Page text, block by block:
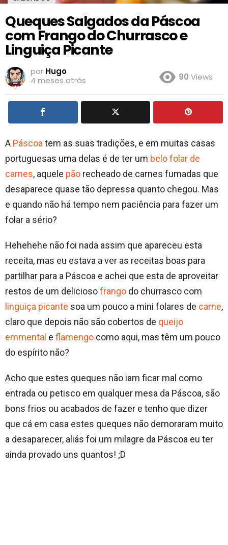
Queques Salgados da Páscoa
com Frango do Churrasco e
Linguiça Picante
por Hugo
4 meses atrás
90 Views
A Páscoa tem as suas tradições, e em muitas casas
portuguesas uma delas é de ter um belo folar de
carnes, aquele pão recheado de carnes fumadas que
desaparece quase tão depressa quanto chegou. Mas
e quando não há tempo nem paciência para fazer um
folar a sério?
Hehehehe não foi nada assim que apareceu esta
receita, mas eu estava a ver as receitas boas para
partilhar para a Páscoa e achei que esta de aproveitar
restos de um deliciosofrango do churrasco com
linguiça picante soa um pouco a mini folares de carne,
claro que depois não são cobertos de queijo
emmental e flamengo como aqui, mas têm um pouco
do espírito não?
Acho que estes queques não iam ficar mal como
entrada ou petisco em qualquer mesa da Páscoa, são
bons frios ou acabados de fazer e tenho que dizer
que cá em casa estes queques não demoraram muito
a desaparecer, aliás foi um milagre da Páscoa eu ter
ainda provado uns quantos! ;D